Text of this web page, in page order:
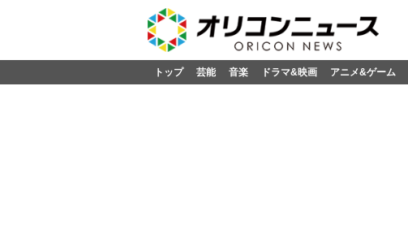
トップ 芸能 音楽 ドラマ&映画 アニメ&ゲーム